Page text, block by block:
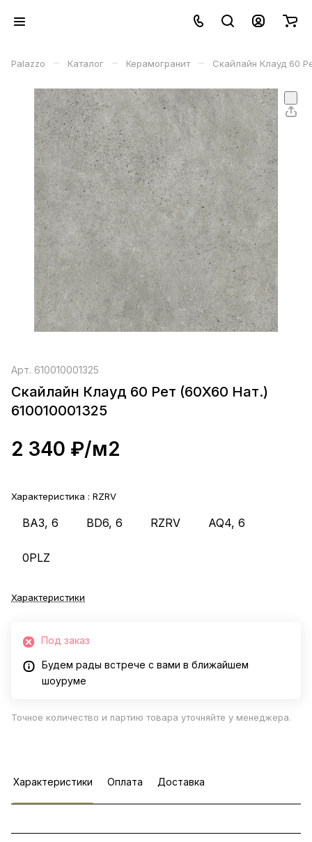
Palazzo – Каталог – Керамогранит – Скайлайн Клауд 60
Арт. 610010001325
Скайлайн Клауд 60 Рет (60X60 Нат.)
610010001325
2 340 ₽/м2
Характеристика : RZRV
BA3, 6 BD6, 6 RZRV AQ4, 6
0PLZ
Характеристики
Под заказ
Будем рады встрече с вами в ближайшем
шоуруме
Точное количество и партию товара уточняйте у менеджера.
Характеристики Оплата Доставка